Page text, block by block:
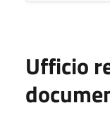
Ufficio